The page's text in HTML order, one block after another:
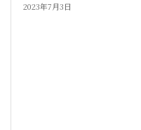
2023年7月3日